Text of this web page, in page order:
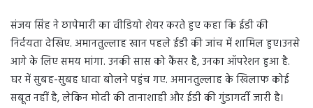
संजय सिंह ने छापेमारी का वीडियो शेयर करते हुए कहा कि ईडी की
निर्दयता देखिए. अमानतुल्लाह खान पहले ईडी की जांच में शामिल हुए।उनसे
आगे के लिए समय मांगा. उनकी सास को कैंसर है, उनका ऑपरेशन हुआ है.
घर में सुबह-सुबह धावा बोलने पहुंच गए. अमानतुल्लाह के खिलाफ कोई
सबूत नहीं है, लेकिन मोदी की तानाशाही और ईडी की गुंडागर्दी जारी है।